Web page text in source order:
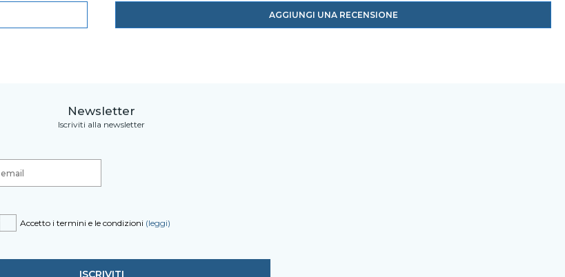
AGGIUNGI UNA RECENSIONE
Newsletter
Iscriviti alla newsletter
Accetto i termini e le condizioni (leggi)